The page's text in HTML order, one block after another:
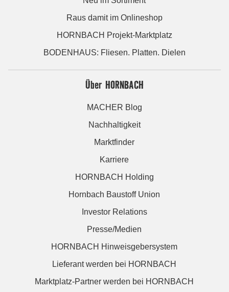
Raus damit im Onlineshop
HORNBACH Projekt-Marktplatz
BODENHAUS: Fliesen. Platten. Dielen
Über HORNBACH
MACHER Blog
Nachhaltigkeit
Marktfinder
Karriere
HORNBACH Holding
Hornbach Baustoff Union
Investor Relations
Presse/Medien
HORNBACH Hinweisgebersystem
Lieferant werden bei HORNBACH
Marktplatz-Partner werden bei HORNBACH